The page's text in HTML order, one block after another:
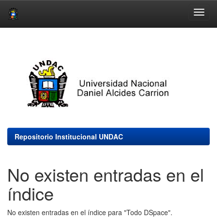
Repositorio Institucional UNDAC
No existen entradas en el
índice
No existen entradas en el índice para "Todo DSpace".